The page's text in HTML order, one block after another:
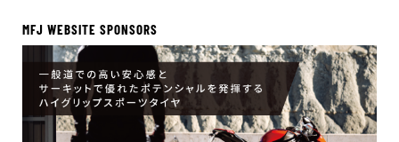
MFJ WEBSITE SPONSORS